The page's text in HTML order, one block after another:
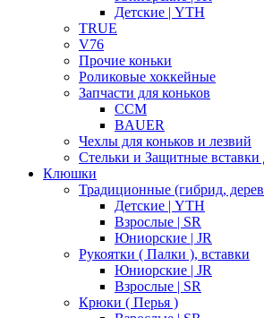
Детские | YTH
TRUE
V76
Прочие коньки
Роликовые хоккейные
Запчасти для коньков
CCM
BAUER
Чехлы для коньков и лезвий
Стельки и Защитные вставки
Клюшки
Традиционные (гибрид,
Детские | YTH
Взрослые | SR
Юниорские | JR
Рукоятки ( Палки ), вставки
Юниорские | JR
Взрослые | SR
Крюки ( Перья )